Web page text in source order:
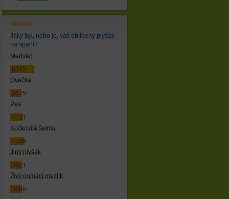
Anketa
Jaký byl, nebo je, váš oblíbený plyšák
na spaní?
Medvěd
8372
Ovečka
3575
Pes
4131
Kočkovitá šelma
4735
Jiný plyšák
3921
Živý domácí mazlík
3888